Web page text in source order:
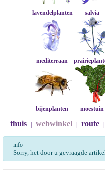
lavendelplanten salvia
mediterraan
bijenplanten moestuin
thuis webwinkel route
info
Sorry, het door u gevraagde